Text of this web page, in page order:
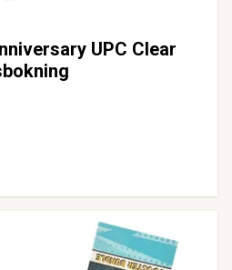
UPC Clear